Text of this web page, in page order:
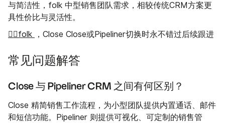
与简洁性，folk 中型销售团队需求，相较传统CRM方案更
具性价比与灵活性。
👉🏼folk
，Close Close或Pipeliner切换时永不错过后续跟进
常见问题解答
Close 与 Pipeliner CRM 之间有何区别？
Close 精简销售工作流程，为小型团队提供内置通话、邮件
和短信功能。Pipeliner 则提供可视化、可定制的销售管